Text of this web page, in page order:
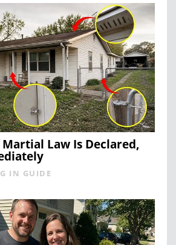
Martial Law Is Declared,
IN GUIDE